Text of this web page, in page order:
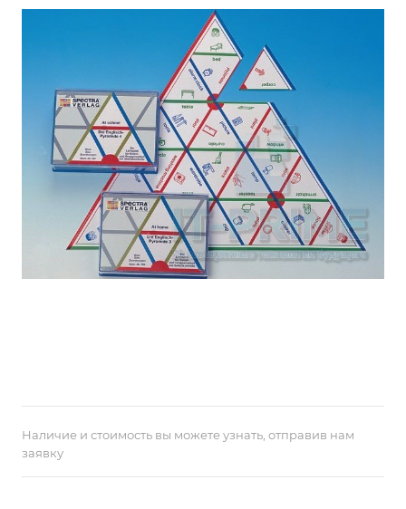
Наличие и стоимость вы можете узнать, отправив нам
заявку